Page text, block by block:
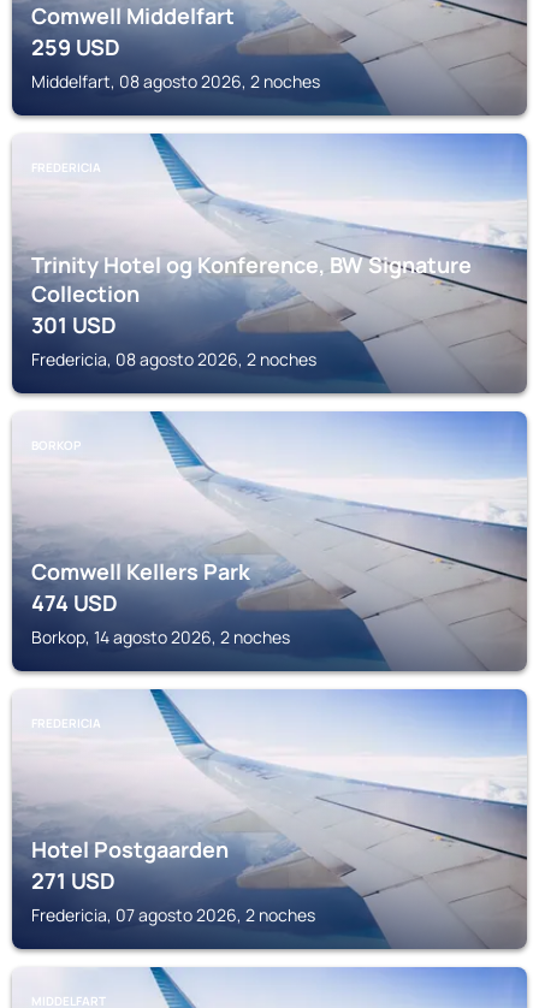
Comwell Middelfart
259USD
Middelfart, 08 agosto 2026, 2 noches
FREDERICIA
Trinity Hotel og Konference, BW Signature
Collection
301USD
Fredericia, 08 agosto 2026, 2 noches
BORKOP
Comwell Kellers Park
474USD
Borkop, 14 agosto 2026, 2 noches
FREDERICIA
Hotel Postgaarden
271USD
Fredericia, 07 agosto 2026, 2 noches
MIDDELFART